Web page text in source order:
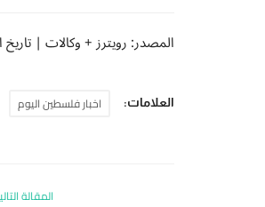
المصدر: رويترز + وكالات | تاريخ
العلامات: اخبار فلسطين اليوم
المقالة